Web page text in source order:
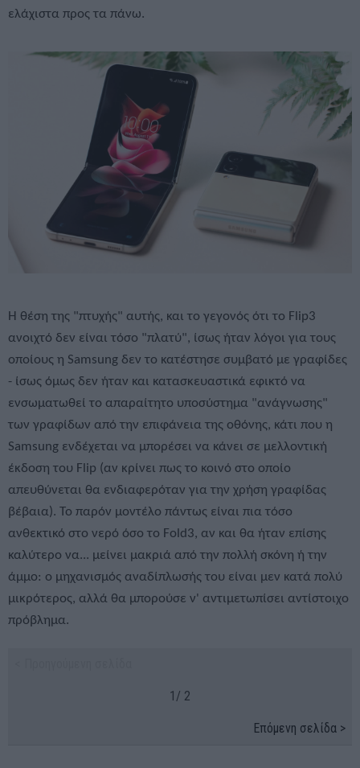
ελάχιστα προς τα πάνω.
Η θέση της "πτυχής" αυτής, και το γεγονός ότι το Flip3
ανοιχτό δεν είναι τόσο "πλατύ", ίσως ήταν λόγοι για τους
οποίους η Samsung δεν το κατέστησε συμβατό με γραφίδες
- ίσως όμως δεν ήταν και κατασκευαστικά εφικτό να
ενσωματωθεί το απαραίτητο υποσύστημα "ανάγνωσης"
των γραφίδων από την επιφάνεια της οθόνης, κάτι που η
Samsung ενδέχεται να μπορέσει να κάνει σε μελλοντική
έκδοση του Flip (αν κρίνει πως το κοινό στο οποίο
απευθύνεται θα ενδιαφερόταν για την χρήση γραφίδας
βέβαια). Το παρόν μοντέλο πάντως είναι πια τόσο
ανθεκτικό στο νερό όσο το Fold3, αν και θα ήταν επίσης
καλύτερο να... μείνει μακριά από την πολλή σκόνη ή την
άμμο: o μηχανισμός αναδίπλωσής του είναι μεν κατά πολύ
μικρότερος, αλλά θα μπορούσε ν' αντιμετωπίσει αντίστοιχο
πρόβλημα.
1/ 2
Επόμενη σελίδα >